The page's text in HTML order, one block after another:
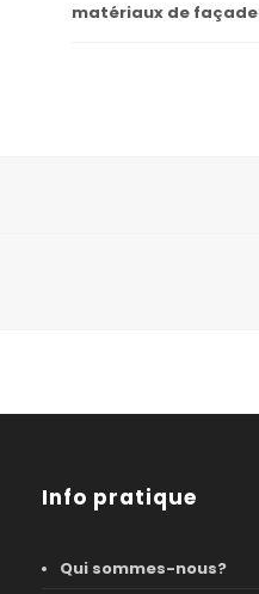
matériaux de façade
Info pratique
Qui sommes-nous?